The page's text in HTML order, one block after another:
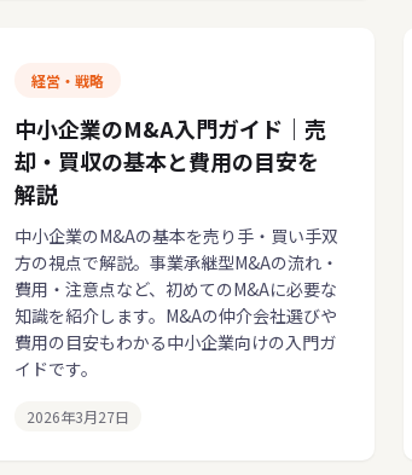
経営・戦略
中小企業のM&A入門ガイド｜売
却・買収の基本と費用の目安を
解説
中小企業のM&Aの基本を売り手・買い手双
方の視点で解説。事業承継型M&Aの流れ・
費用・注意点など、初めてのM&Aに必要な
知識を紹介します。M&Aの仲介会社選びや
費用の目安もわかる中小企業向けの入門ガ
イドです。
2026年3月27日